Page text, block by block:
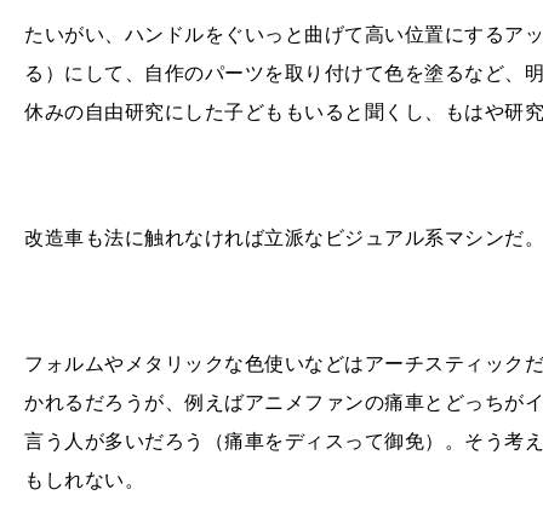
たいがい、ハンドルをぐいっと曲げて高い位置にするア
る）にして、自作のパーツを取り付けて色を塗るなど、
休みの自由研究にした子どももいると聞くし、もはや研
改造車も法に触れなければ立派なビジュアル系マシンだ。
フォルムやメタリックな色使いなどはアーチスティック
かれるだろうが、例えばアニメファンの痛車とどっち
言う人が多いだろう（痛車をディスって御免）。そう考
もしれない。